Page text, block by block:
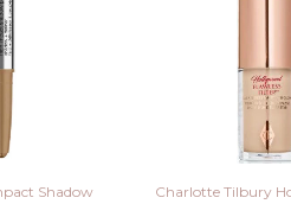
Shadow
Charlotte Tilbury